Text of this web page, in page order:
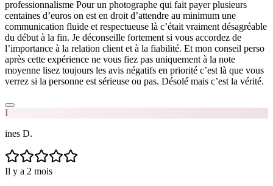
professionnalisme Pour un photographe qui fait payer plusieurs
centaines d’euros on est en droit d’attendre au minimum une
communication fluide et respectueuse là c’était vraiment désagréable
du début à la fin. Je déconseille fortement si vous accordez de
l’importance à la relation client et à la fiabilité. Et mon conseil perso
après cette expérience ne vous fiez pas uniquement à la note
moyenne lisez toujours les avis négatifs en priorité c’est là que vous
verrez si la personne est sérieuse ou pas. Désolé mais c’est la vérité.
I
ines D.
Il y a 2 mois